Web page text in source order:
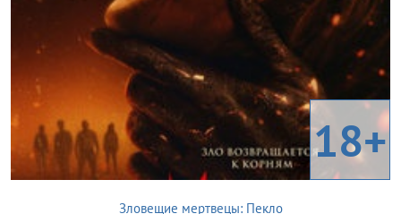
18+
Зловещие мертвецы: Пекло